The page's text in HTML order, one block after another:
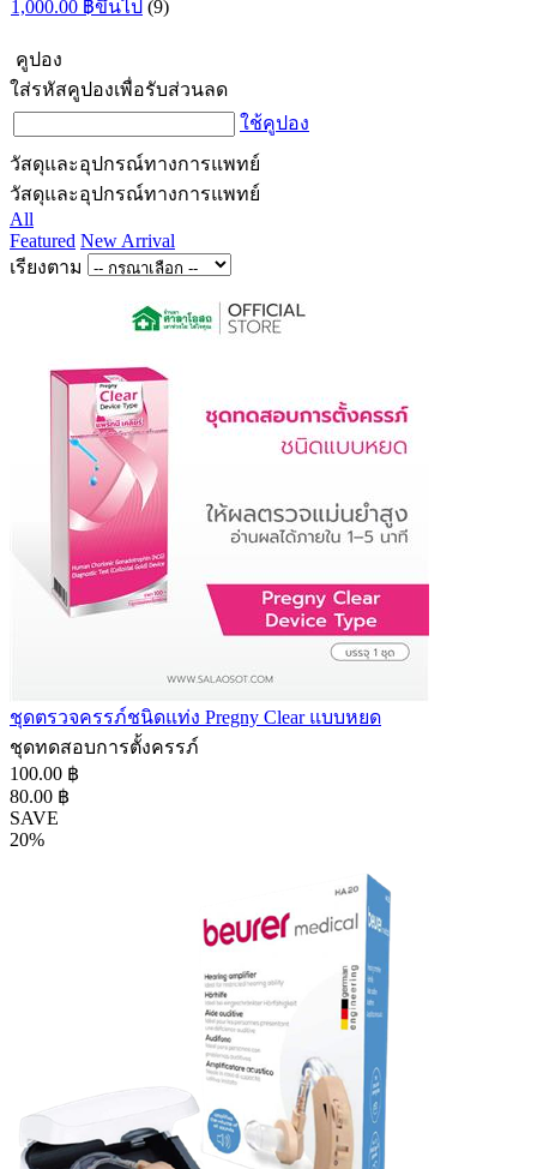
1,000.00 ฿ขึ้นไป (9)
คูปอง
ใส่รหัสคูปองเพื่อรับส่วนลด
ใช้คูปอง
วัสดุและอุปกรณ์ทางการแพทย์
วัสดุและอุปกรณ์ทางการแพทย์
All
Featured New Arrival
เรียงตาม
ชุดตรวจครรภ์ชนิดแท่ง Pregny Clear แบบหยด
ชุดทดสอบการตั้งครรภ์
100.00 ฿
80.00 ฿
SAVE
20%